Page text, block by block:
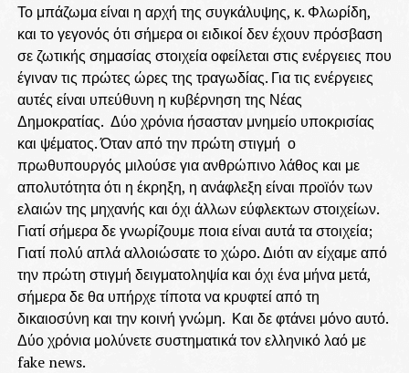
Το μπάζωμα είναι η αρχή της συγκάλυψης, κ. Φλωρίδη,
και το γεγονός ότι σήμερα οι ειδικοί δεν έχουν πρόσβαση
σε ζωτικής σημασίας στοιχεία οφείλεται στις ενέργειες που
έγιναν τις πρώτες ώρες της τραγωδίας. Για τις ενέργειες
αυτές είναι υπεύθυνη η κυβέρνηση της Νέας
Δημοκρατίας. Δύο χρόνια ήσασταν μνημείο υποκρισίας
και ψέματος. Όταν από την πρώτη στιγμή ο
πρωθυπουργός μιλούσε για ανθρώπινο λάθος και με
απολυτότητα ότι η έκρηξη, η ανάφλεξη είναι προϊόν των
ελαιών της μηχανής και όχι άλλων εύφλεκτων στοιχείων.
Γιατί σήμερα δε γνωρίζουμε ποια είναι αυτά τα στοιχεία;
Γιατί πολύ απλά αλλοιώσατε το χώρο. Διότι αν είχαμε από
την πρώτη στιγμή δειγματοληψία και όχι ένα μήνα μετά,
σήμερα δε θα υπήρχε τίποτα να κρυφτεί από τη
δικαιοσύνη και την κοινή γνώμη. Και δε φτάνει μόνο αυτό.
Δύο χρόνια μολύνετε συστηματικά τον ελληνικό λαό με
fake news.